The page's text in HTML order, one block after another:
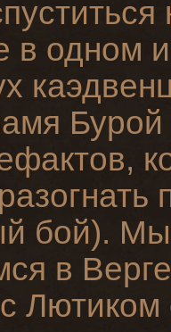
в одном
бой). Мы
в
Лютиком